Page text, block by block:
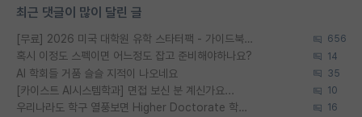
최근 댓글이 많이 달린 글
[무료] 2026 미국 대학원 유학 스타터팩 - 가이드북 & 합격자 컨택메일 템플릿 656
혹시 이정도 스펙이면 어느정도 잡고 준비해야하나요? 14
AI 학회들 거품 슬슬 지적이 나오네요 35
[카이스트 AI시스템학과] 면접 보신 분 계신가요... 10
우리나라도 학구 열풍보면 Higher Doctorate 학위가 필요하다고 봅니다. 16